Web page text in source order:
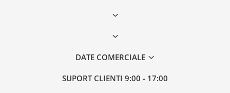
DATE COMERCIALE
SUPORT CLIENTI 9:00 - 17:00